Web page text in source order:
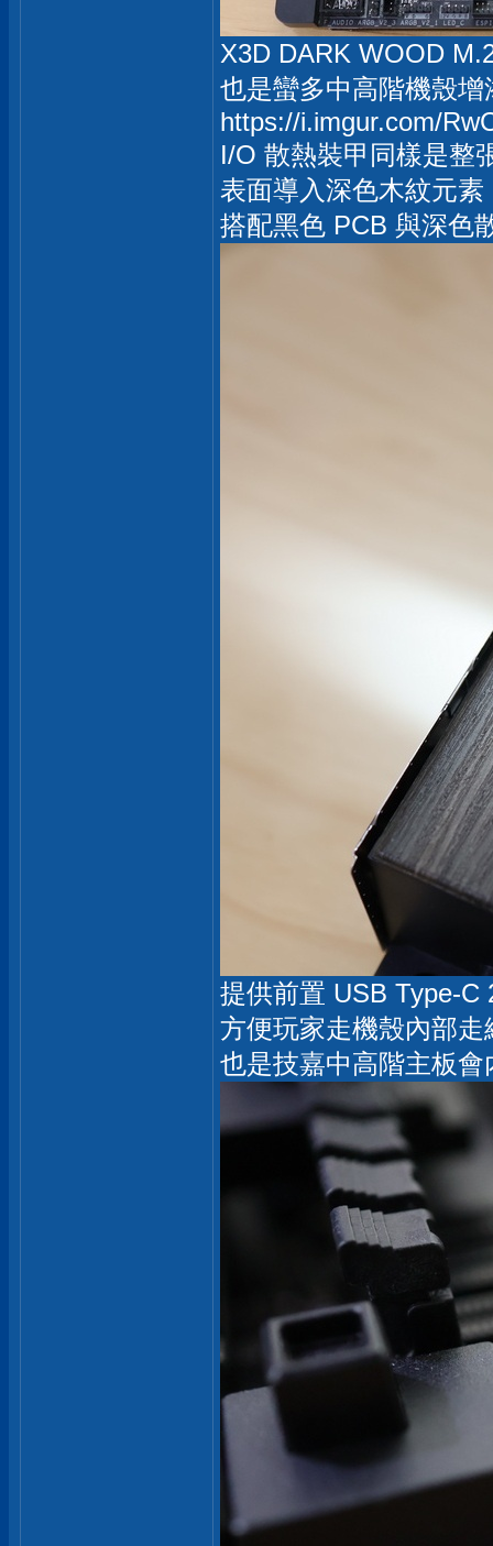
X3D DARK WOOD
也是蠻多中高階機殼
https://i.imgur.com/
I/O 散熱裝甲同樣是整
表面導入深色木紋元
搭配黑色 PCB 與深色
提供前置 USB Type-C
方便玩家走機殼內部
也是技嘉中高階主板